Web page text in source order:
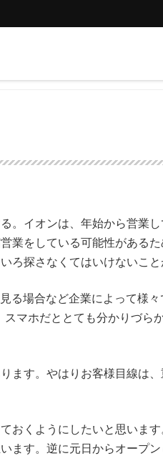
。イオンは、年始から営業し
業をしている可能性があるた
ろ探さなくてはいけないこと
る場合など企業によって様々
マホだととても分かりづら
ます。やはりお客様目線は、
おくようにしたいと思います
ます。逆に元日からオープン